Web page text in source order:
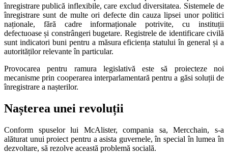
înregistrare publică inflexibile, care exclud diversitatea. Sistemele de
înregistrare sunt de multe ori defecte din cauza lipsei unor politici
naționale, fără cadre informaționale potrivite, cu instituții
defectuoase și constrângeri bugetare. Registrele de identificare civilă
sunt indicatori buni pentru a măsura eficiența statului în general și a
autorităților relevante în particular.
Provocarea pentru ramura legislativă este să proiecteze noi
mecanisme prin cooperarea interparlamentară pentru a găsi soluții de
înregistrare a nașterilor.
Nașterea unei revoluții
Conform spuselor lui McAlister, compania sa, Mercchain, s-a
alăturat unui proiect pentru a asista guvernele, în special în lumea în
dezvoltare, să rezolve această problemă socială.